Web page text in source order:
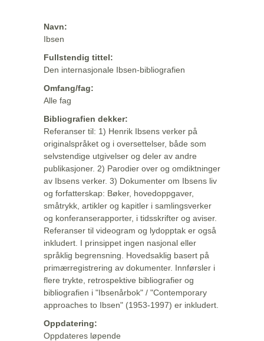
Navn:
Ibsen
Fullstendig tittel:
Den internasjonale Ibsen-bibliografien
Omfang/fag:
Alle fag
Bibliografien dekker:
Referanser til: 1) Henrik Ibsens verker på
originalspråket og i oversettelser, både som
selvstendige utgivelser og deler av andre
publikasjoner. 2) Parodier over og omdiktninger
av Ibsens verker. 3) Dokumenter om Ibsens liv
og forfatterskap: Bøker, hovedoppgaver,
småtrykk, artikler og kapitler i samlingsverker
og konferanserapporter, i tidsskrifter og aviser.
Referanser til videogram og lydopptak er også
inkludert. I prinsippet ingen nasjonal eller
språklig begrensning. Hovedsaklig basert på
primærregistrering av dokumenter. Innførsler i
flere trykte, retrospektive bibliografier og
bibliografien i "Ibsenårbok" / "Contemporary
approaches to Ibsen" (1953-1997) er inkludert.
Oppdatering:
Oppdateres løpende